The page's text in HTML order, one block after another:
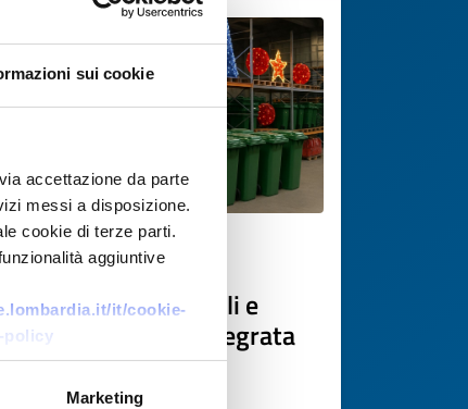
sui cookie
accettazione da parte
messi a disposizione.
cookie di terze parti.
aggiuntive
it/cookie-
policy
Marketing
request
municipali e
urbana integrata